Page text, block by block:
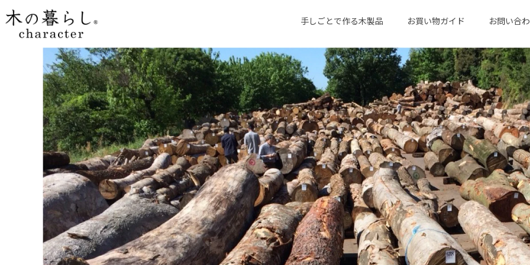
手しごとで作る木製品 お買い物ガイド お問い合